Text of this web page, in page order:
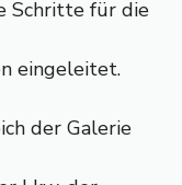
Schritte für die
eingeleitet.
der Galerie